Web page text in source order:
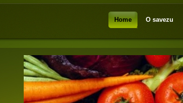
Home O savezu